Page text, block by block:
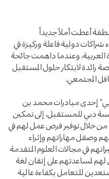
أعطت أملاً جديداً
دولية فاعلة وركيزة في
وعندما داهمت جائحة
منصة رائدة لابتكار حلول المستقبل
المجتمعي.
إحدى مبادرات محمد بن
دبي للمستقبل، إلى تمكين
من خلال توفير فرص عمل لهم في
وصقل مهاراتهم وإثراء
في مجالات العلوم المتقدمة
لمساعدتهم على إتقان لغة
للتعامل بكفاءة عالية